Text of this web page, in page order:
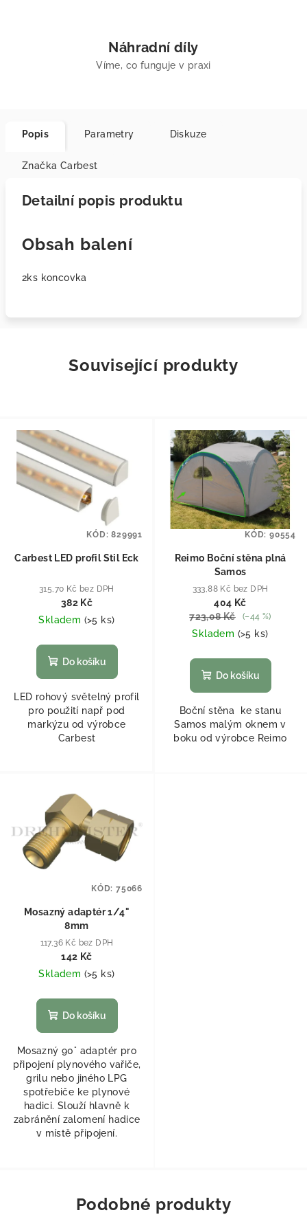
Náhradní díly
Víme, co funguje v praxi
Popis Parametry Diskuze
Značka Carbest
Detailní popis produktu
Obsah balení
2ks koncovka
Související produkty
Carbest LED profil Stil Eck
315,70 Kč bez DPH
382 Kč
Skladem (>5 ks)
Do košíku
LED rohový světelný profil
pro použití např pod
markýzu od výrobce
Carbest
KÓD:829991
Reimo Boční stěna plná
Samos
333,88 Kč bez DPH
404 Kč
723,08 Kč
(–44 %)
Skladem (>5 ks)
Do košíku
Boční stěna ke stanu
Samos malým oknem v
boku od výrobce Reimo
KÓD: 90554
Mosazný adaptér 1/4"
8mm
117,36 Kč bez DPH
142 Kč
Skladem (>5 ks)
Do košíku
Mosazný 90° adaptér pro
připojení plynového vařiče,
grilu nebo jiného LPG
spotřebiče ke plynové
hadici. Slouží hlavně k
zabránění zalomení hadice
v místě připojení.
KÓD: 75066
Podobné produkty